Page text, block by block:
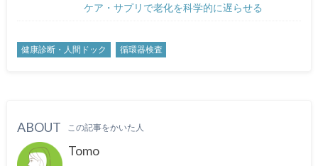
ケア・サプリで老化を科学的に遅らせる
健康診断・人間ドック 循環器検査
ABOUT この記事をかいた人
Tomo